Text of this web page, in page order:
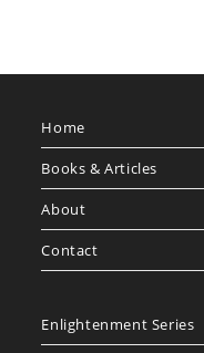
Home
Books & Articles
About
Contact
Enlightenment Series